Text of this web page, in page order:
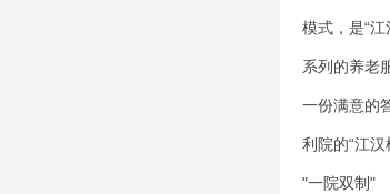
模式，是“
系列的养老
一份满意的
利院的“江汉
"一院双制"